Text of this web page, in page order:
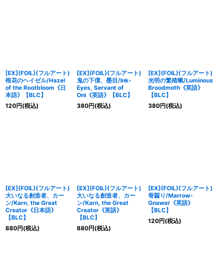
[EX](FOIL)(フルアート)
根花のヘイゼル/Hazel
of the Rootbloom《日
本語》【BLC】
120円(税込)
[EX](FOIL)(フルアート)
鬼の下僕、墨目/Ink-
Eyes, Servant of
Oni《英語》【BLC】
380円(税込)
[EX](FOIL)(フルアート)
光明の繁殖蛾/Luminous
Broodmoth《英語》
【BLC】
380円(税込)
[EX](FOIL)(フルアート)
大いなる創造者、カー
ン/Karn, the Great
Creator《日本語》
【BLC】
880円(税込)
[EX](FOIL)(フルアート)
大いなる創造者、カー
ン/Karn, the Great
Creator《英語》
【BLC】
880円(税込)
[EX](FOIL)(フルアート)
骨齧り/Marrow-
Gnawer《英語》
【BLC】
120円(税込)